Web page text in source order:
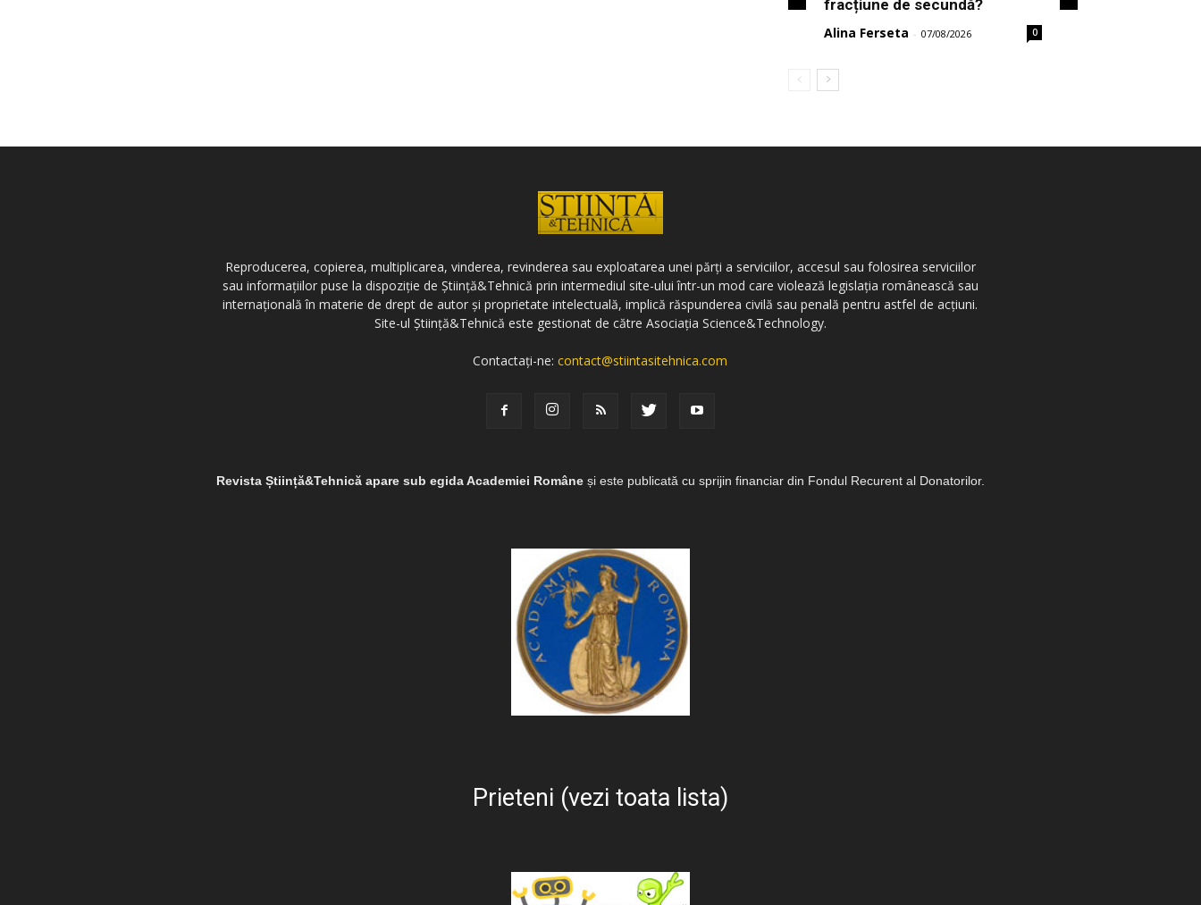
fracțiune de secundă?
Alina Ferseta - 07/08/2026 0
Reproducerea, copierea, multiplicarea, vinderea, revinderea sau exploatarea unei părți a serviciilor, accesul sau folosirea serviciilor
sau informațiilor puse la dispoziție de Știință&Tehnică prin intermediul site-ului într-un mod care violează legislația românească sau
internațională în materie de drept de autor și proprietate intelectuală, implică răspunderea civilă sau penală pentru astfel de acțiuni.
Site-ul Știință&Tehnică este gestionat de către Asociația Science&Technology.
Contactați-ne:contact@stiintasitehnica.com
Revista Știință&Tehnică apare sub egida Academiei Române și este publicată cu sprijin financiar din Fondul Recurent al Donatorilor.
Prieteni (vezi toata lista)